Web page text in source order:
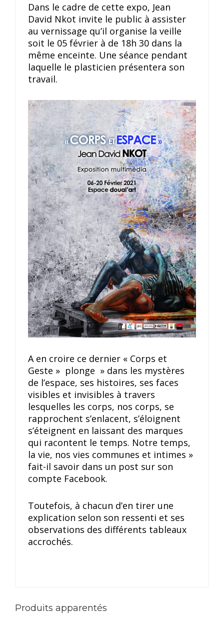
Dans le cadre de cette expo, Jean
David Nkot invite le public à assister
au vernissage qu’il organise la veille
soit le 05 février à de 18h 30 dans la
même enceinte. Une séance pendant
laquelle le plasticien présentera son
travail.
A en croire ce dernier « Corps et
Geste » plonge » dans les mystères
de l’espace, ses histoires, ses faces
visibles et invisibles à travers
lesquelles les corps, nos corps, se
rapprochent s’enlacent, s’éloignent
s’éteignent en laissant des marques
qui racontent le temps. Notre temps,
la vie, nos vies communes et intimes »
fait-il savoir dans un post sur son
compte Facebook.
Toutefois, à chacun d’en tirer une
explication selon son ressenti et ses
observations des différents tableaux
accrochés.
Produits apparentés